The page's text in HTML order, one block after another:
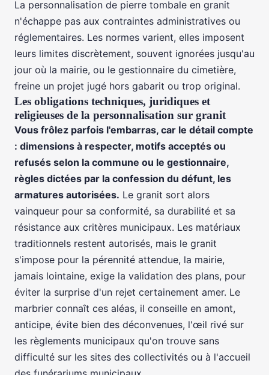
La personnalisation de pierre tombale en granit
n'échappe pas aux contraintes administratives ou
réglementaires. Les normes varient, elles imposent
leurs limites discrètement, souvent ignorées jusqu'au
jour où la mairie, ou le gestionnaire du cimetière,
freine un projet jugé hors gabarit ou trop original.
Les obligations techniques, juridiques et
religieuses de la personnalisation sur granit
Vous frôlez parfois l'embarras, car le détail compte
: dimensions à respecter, motifs acceptés ou
refusés selon la commune ou le gestionnaire,
règles dictées par la confession du défunt, les
armatures autorisées. Le granit sort alors
vainqueur pour sa conformité, sa durabilité et sa
résistance aux critères municipaux. Les matériaux
traditionnels restent autorisés, mais le granit
s'impose pour la pérennité attendue, la mairie,
jamais lointaine, exige la validation des plans, pour
éviter la surprise d'un rejet certainement amer. Le
marbrier connaît ces aléas, il conseille en amont,
anticipe, évite bien des déconvenues, l'œil rivé sur
les règlements municipaux qu'on trouve sans
difficulté sur les sites des collectivités ou à l'accueil